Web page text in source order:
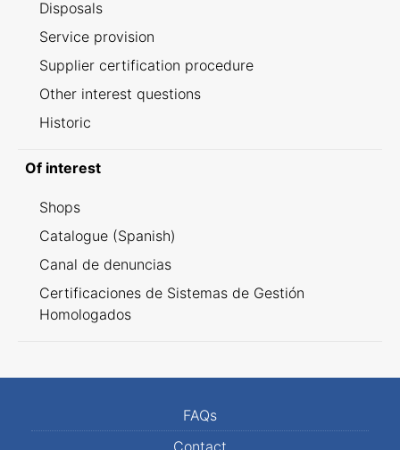
Disposals
Service provision
Supplier certification procedure
Other interest questions
Historic
Of interest
Shops
Catalogue (Spanish)
Canal de denuncias
Certificaciones de Sistemas de Gestión
Homologados
FAQs
Contact